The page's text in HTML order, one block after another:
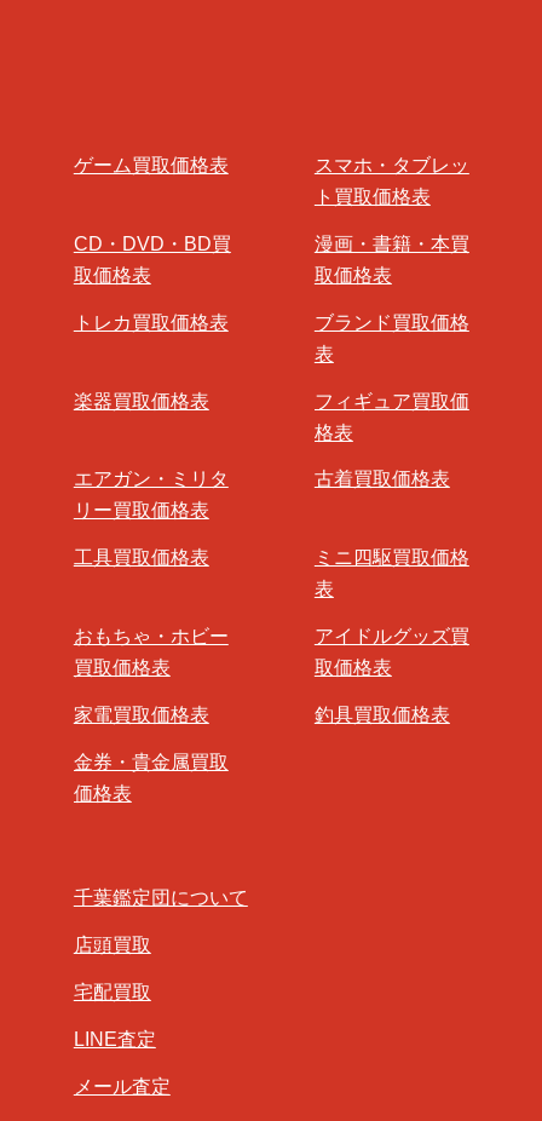
ゲーム買取価格表
スマホ・タブレッ
ト買取価格表
CD・DVD・BD買
取価格表
漫画・書籍・本買
取価格表
トレカ買取価格表
ブランド買取価格
表
楽器買取価格表
フィギュア買取価
格表
エアガン・ミリタ
リー買取価格表
古着買取価格表
工具買取価格表
ミニ四駆買取価格
表
おもちゃ・ホビー
買取価格表
アイドルグッズ買
取価格表
家電買取価格表 釣具買取価格表
金券・貴金属買取
価格表
千葉鑑定団について
店頭買取
宅配買取
LINE査定
メール査定